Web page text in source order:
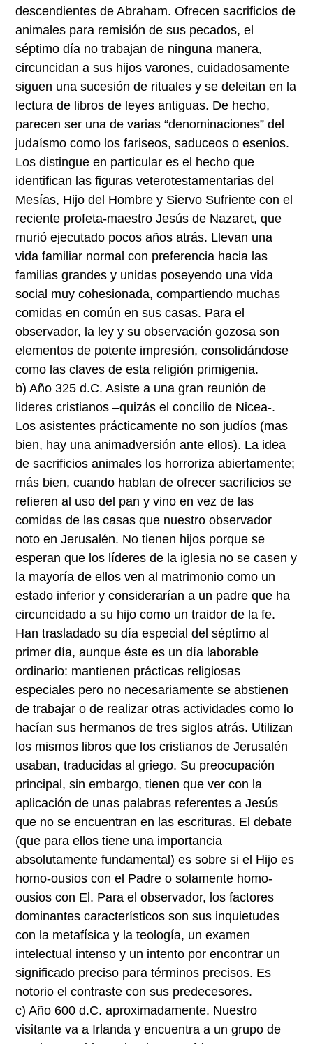
descendientes de Abraham. Ofrecen sacrificios de
animales para remisión de sus pecados, el
séptimo día no trabajan de ninguna manera,
circuncidan a sus hijos varones, cuidadosamente
siguen una sucesión de rituales y se deleitan en la
lectura de libros de leyes antiguas. De hecho,
parecen ser una de varias “denominaciones” del
judaísmo como los fariseos, saduceos o esenios.
Los distingue en particular es el hecho que
identifican las figuras veterotestamentarias del
Mesías, Hijo del Hombre y Siervo Sufriente con el
reciente profeta-maestro Jesús de Nazaret, que
murió ejecutado pocos años atrás. Llevan una
vida familiar normal con preferencia hacia las
familias grandes y unidas poseyendo una vida
social muy cohesionada, compartiendo muchas
comidas en común en sus casas. Para el
observador, la ley y su observación gozosa son
elementos de potente impresión, consolidándose
como las claves de esta religión primigenia.
b) Año 325 d.C. Asiste a una gran reunión de
lideres cristianos –quizás el concilio de Nicea-.
Los asistentes prácticamente no son judíos (mas
bien, hay una animadversión ante ellos). La idea
de sacrificios animales los horroriza abiertamente;
más bien, cuando hablan de ofrecer sacrificios se
refieren al uso del pan y vino en vez de las
comidas de las casas que nuestro observador
noto en Jerusalén. No tienen hijos porque se
esperan que los líderes de la iglesia no se casen y
la mayoría de ellos ven al matrimonio como un
estado inferior y considerarían a un padre que ha
circuncidado a su hijo como un traidor de la fe.
Han trasladado su día especial del séptimo al
primer día, aunque éste es un día laborable
ordinario: mantienen prácticas religiosas
especiales pero no necesariamente se abstienen
de trabajar o de realizar otras actividades como lo
hacían sus hermanos de tres siglos atrás. Utilizan
los mismos libros que los cristianos de Jerusalén
usaban, traducidas al griego. Su preocupación
principal, sin embargo, tienen que ver con la
aplicación de unas palabras referentes a Jesús
que no se encuentran en las escrituras. El debate
(que para ellos tiene una importancia
absolutamente fundamental) es sobre si el Hijo es
homo-ousios con el Padre o solamente homo-
ousios con El. Para el observador, los factores
dominantes característicos son sus inquietudes
con la metafísica y la teología, un examen
intelectual intenso y un intento por encontrar un
significado preciso para términos precisos. Es
notorio el contraste con sus predecesores.
c) Año 600 d.C. aproximadamente. Nuestro
visitante va a Irlanda y encuentra a un grupo de